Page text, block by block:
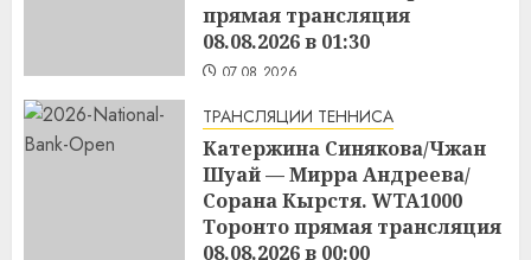
прямая трансляция
08.08.2026 в 01:30
07.08.2026
ТРАНСЛЯЦИИ ТЕННИСА
Катержина Синякова/Чжан
Шуай — Мирра Андреева/
Сорана Кырстя. WTA1000
Торонто прямая трансляция
08.08.2026 в 00:00